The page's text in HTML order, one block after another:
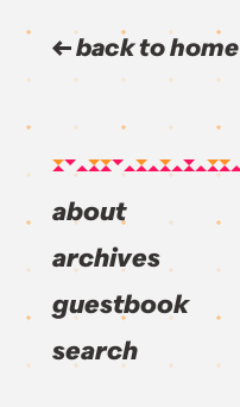
back to home
about
archives
guestbook
search